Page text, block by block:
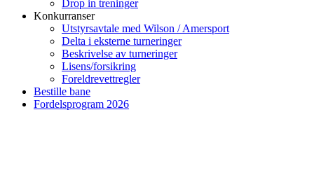
Drop in treninger
Konkurranser
Utstyrsavtale med Wilson / Amersport
Delta i eksterne turneringer
Beskrivelse av turneringer
Lisens/forsikring
Foreldrevettregler
Bestille bane
Fordelsprogram 2026